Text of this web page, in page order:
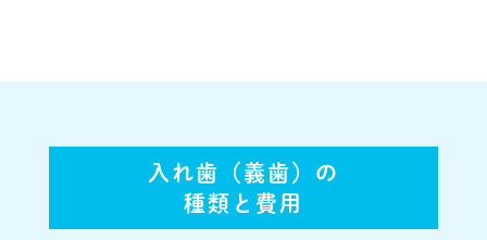
入れ歯（義歯）の
種類と費用